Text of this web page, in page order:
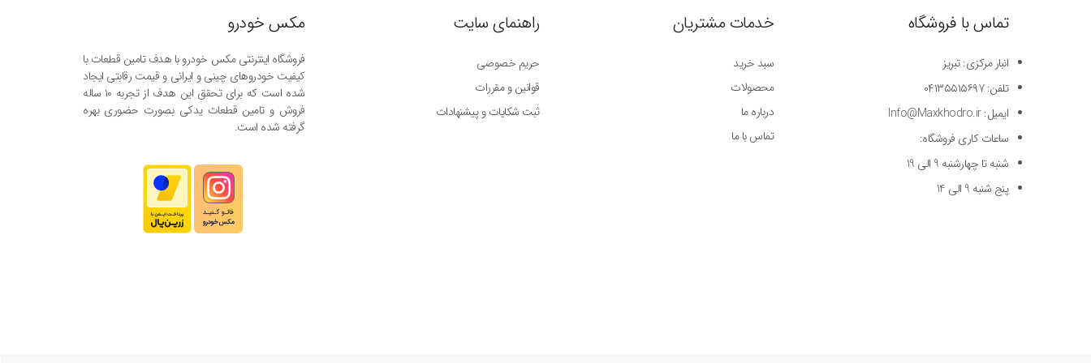
مکس خودرو
فروشگاه اینترنتی مکس خودرو با هدف تامین قطعات با
کیفیت خودروهای چینی و ایرانی و قیمت رقابتی ایجاد
شده است که برای تحقق این هدف از تجربه ۱۰ ساله
فروش و تامین قطعات یدکی بصورت حضوری بهره
گرفته شده است.
راهنمای سایت
حریم خصوصی
قوانین و مقررات
ثبت شکایات و پیشنهادات
خدمات مشتریان
سبد خرید
محصولات
درباره ما
تماس با ما
تماس با فروشگاه
انبار مرکزی: تبریز
تلفن: ۰۴۱۳۵۵۱۵۶۹۷
ایمیل: Info@Maxkhodro.ir
ساعات کاری فروشگاه:
شنبه تا چهارشنبه 9 الی 19
پنج شنبه 9 الی 14